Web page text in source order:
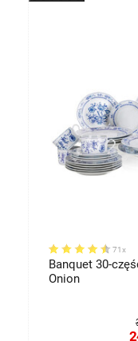
71x
Banquet 30-
Onion